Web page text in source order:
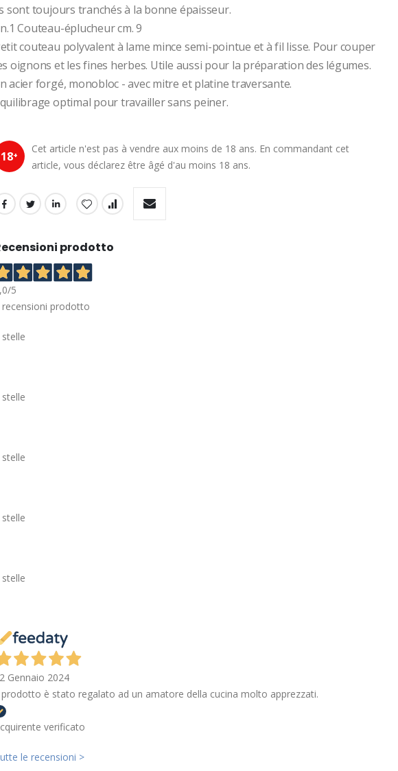
sont toujours tranchés à la bonne épaisseur.
Couteau-éplucheur cm. 9
couteau polyvalent à lame mince semi-pointue et à fil lisse. Pour couper
oignons et les fines herbes. Utile aussi pour la préparation des légumes.
acier forgé, monobloc - avec mitre et platine traversante.
optimal pour travailler sans peiner.
18+
Cet article n'est pas à vendre aux moins de 18 ans. En commandant cet
article, vous déclarez être âgé d'au moins 18 ans.
prodotto
/5
recensioni prodotto
stelle
stelle
stelle
stelle
stelle
Gennaio 2024
prodotto è stato regalato ad un amatore della cucina molto apprezzati.
verificato
le recensioni >